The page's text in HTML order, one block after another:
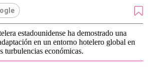
estadounidense ha demostrado una
en un entorno hotelero global en
turbulencias económicas.